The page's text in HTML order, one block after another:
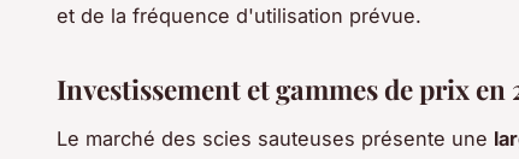
et de la fréquence d'utilisation prévue.
Investissement et gammes de prix en
Le marché des scies sauteuses présente une